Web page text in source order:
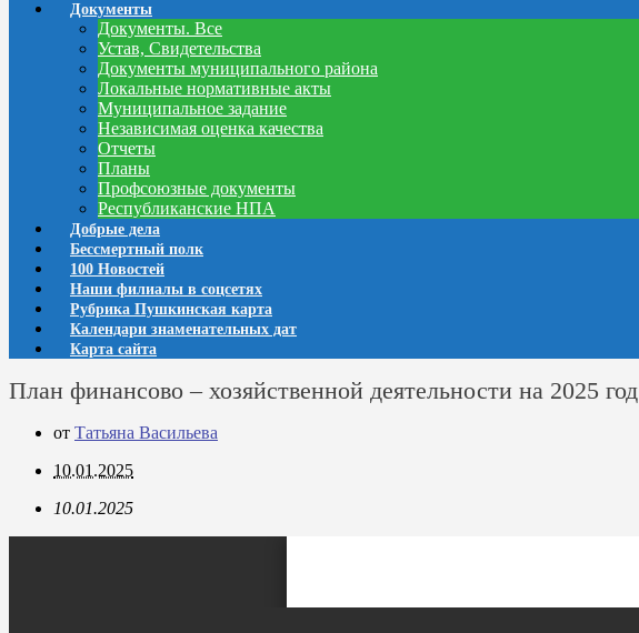
Документы
Документы. Все
Устав, Свидетельства
Документы муниципального района
Локальные нормативные акты
Муниципальное задание
Независимая оценка качества
Отчеты
Планы
Профсоюзные документы
Республиканские НПА
Добрые дела
Бессмертный полк
100 Новостей
Наши филиалы в соцсетях
Рубрика Пушкинская карта
Календари знаменательных дат
Карта сайта
План финансово – хозяйственной деятельности на 2025 год
от Татьяна Васильева
10.01.2025
10.01.2025